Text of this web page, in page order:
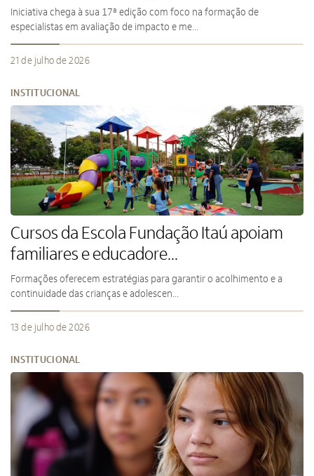
Iniciativa chega à sua 17ª edição com foco na formação de
especialistas em avaliação de impacto e me...
21 de julho de 2026
INSTITUCIONAL
Cursos da Escola Fundação Itaú apoiam
familiares e educadore...
Formações oferecem estratégias para garantir o acolhimento e a
continuidade das crianças e adolescen...
13 de julho de 2026
INSTITUCIONAL